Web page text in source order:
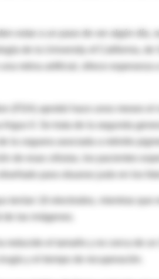
estar a un paso de ver algún día,
de la University of California, de
retina artificial, ofrece esperanza
(FDA) aprobó hace unos meses
Argus II. Se trata de la segunda
la ceguera asociada a retinitis
de esas células, los pacientes
para situarse justo en los
tenían 16 electrodos, mientras
las imágenes.
reducido el tamaño y es cerca de
y el tiempo de recuperación.